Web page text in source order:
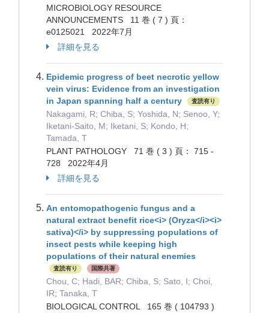
MICROBIOLOGY RESOURCE
ANNOUNCEMENTS 11 巻 ( 7 ) 頁：
e0125021 2022年7月
詳細を見る
Epidemic progress of beet necrotic yellow
vein virus: Evidence from an investigation
in Japan spanning half a century
査読有り
Nakagami, R; Chiba, S; Yoshida, N; Senoo, Y;
Iketani-Saito, M; Iketani, S; Kondo, H;
Tamada, T
PLANT PATHOLOGY 71 巻 ( 3 ) 頁： 715 -
728 2022年4月
詳細を見る
An entomopathogenic fungus and a
natural extract benefit rice<i> (Oryza</i><i>
sativa)</i> by suppressing populations of
insect pests while keeping high
populations of their natural enemies
査読有り 国際共著
Chou, C; Hadi, BAR; Chiba, S; Sato, I; Choi,
IR; Tanaka, T
BIOLOGICAL CONTROL 165 巻 ( 104793 )